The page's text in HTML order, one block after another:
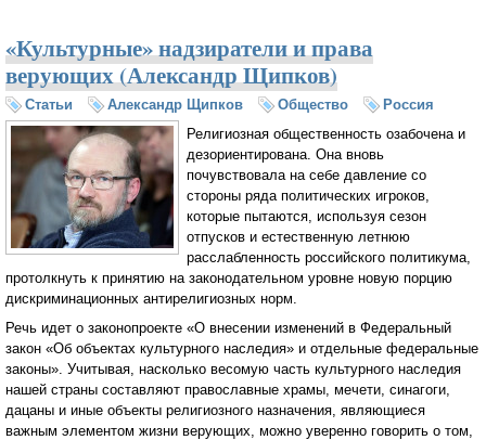
«Культурные» надзиратели и права
верующих (Александр Щипков)
Статьи Александр Щипков Общество
Россия
Религиозная общественность озабочена и
дезориентирована. Она вновь
почувствовала на себе давление со
стороны ряда политических игроков,
которые пытаются, используя сезон
отпусков и естественную летнюю
расслабленность российского политикума,
протолкнуть к принятию на законодательном уровне новую порцию
дискриминационных антирелигиозных норм.
Речь идет о законопроекте «О внесении изменений в Федеральный
закон «Об объектах культурного наследия» и отдельные федеральные
законы». Учитывая, насколько весомую часть культурного наследия
нашей страны составляют православные храмы, мечети, синагоги,
дацаны и иные объекты религиозного назначения, являющиеся
важным элементом жизни верующих, можно уверенно говорить о том,